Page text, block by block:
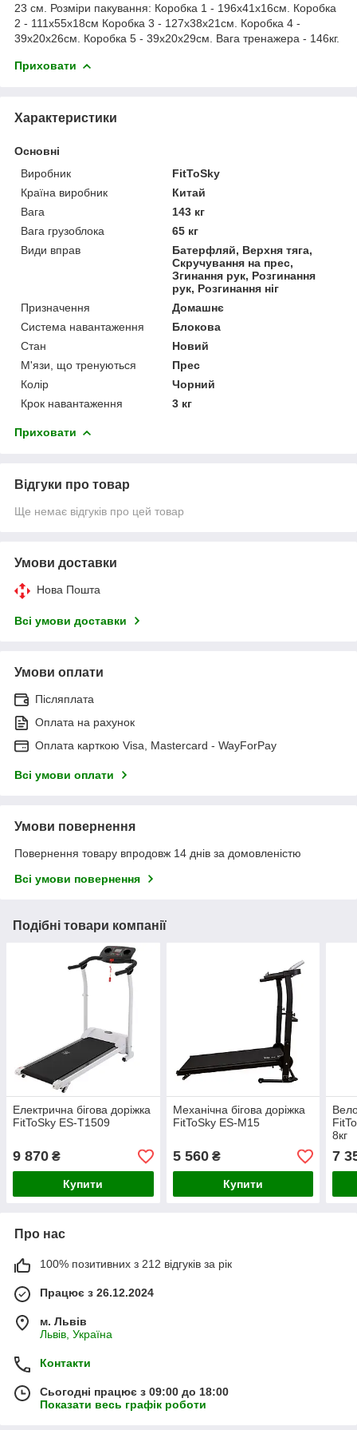
23 см. Розміри пакування: Коробка 1 - 196х41х16см. Коробка
2 - 111х55х18см Коробка 3 - 127х38х21см. Коробка 4 -
39х20х26см. Коробка 5 - 39х20х29см. Вага тренажера - 146кг.
Приховати
Характеристики
Основні
Виробник
FitToSky
Країна виробник
Китай
Вага
143 кг
Вага грузоблока
65 кг
Види вправ
Батерфляй, Верхня тяга,
Скручування на прес,
Згинання рук, Розгинання
рук, Розгинання ніг
Призначення
Домашнє
Система навантаження
Блокова
Стан
Новий
М'язи, що тренуються
Прес
Колір
Чорний
Крок навантаження
3 кг
Приховати
Відгуки про товар
Ще немає відгуків про цей товар
Умови доставки
Нова Пошта
Всі умови доставки
Умови оплати
Післяплата
Оплата на рахунок
Оплата карткою Visa, Mastercard - WayForPay
Всі умови оплати
Умови повернення
Повернення товару впродовж 14 днів за домовленістю
Всі умови повернення
Подібні товари компанії
Електрична бігова доріжка
FitToSky ES-T1509
9 870 ₴
Купити
Механічна бігова доріжка
FitToSky ES-M15
5 560₴
Купити
8кг
7
Про нас
100% позитивних з 212 відгуків за рік
Працює з 26.12.2024
м. Львів
Львів, Україна
Контакти
Сьогодні працює з 09:00 до 18:00
Показати весь графік роботи